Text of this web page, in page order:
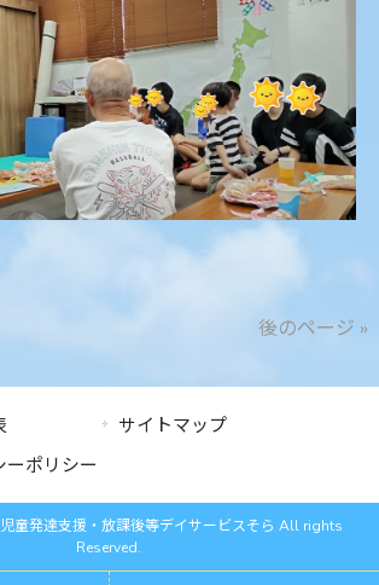
後のページ »
サイトマップ
ーポリシー
童発達支援・放課後等デイサービスそら All rights
Reserved.